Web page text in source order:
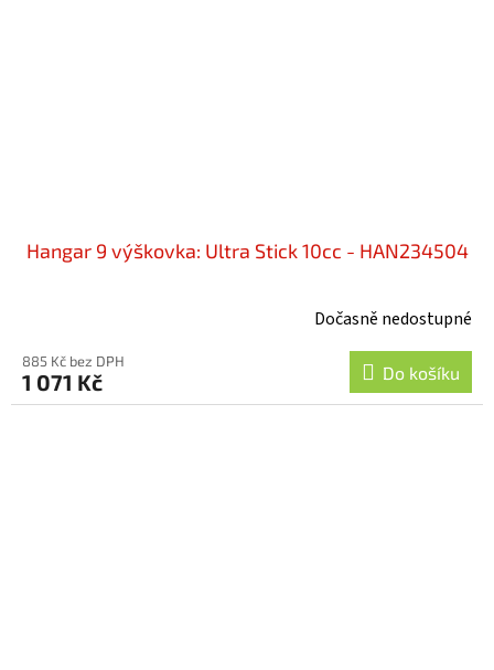
Hangar 9 výškovka: Ultra Stick 10cc - HAN234504
Dočasně nedostupné
885 Kč bez DPH
1 071 Kč Do košíku